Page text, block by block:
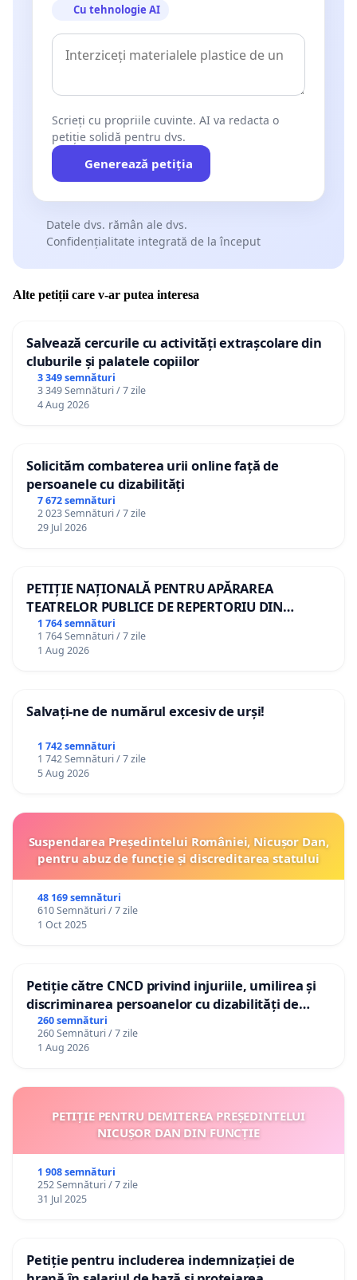
Cu tehnologie AI
Scrieți cu propriile cuvinte. AI va redacta o
petiție solidă pentru dvs.
Generează petiția
Datele dvs. rămân ale dvs.
Confidențialitate integrată de la început
Alte petiții care v-ar putea interesa
Salvează cercurile cu activități extrașcolare din
cluburile și palatele copiilor
3 349 semnături
3 349 Semnături / 7 zile
4 Aug 2026
Solicităm combaterea urii online față de
persoanele cu dizabilități
7 672 semnături
2 023 Semnături / 7 zile
29 Jul 2026
PETIȚIE NAȚIONALĂ PENTRU APĂRAREA
TEATRELOR PUBLICE DE REPERTORIU DIN
ROMÂNIA
1 764 semnături
1 764 Semnături / 7 zile
1 Aug 2026
Salvați-ne de numărul excesiv de urși!
1 742 semnături
1 742 Semnături / 7 zile
5 Aug 2026
Suspendarea Președintelui României, Nicușor Dan,
pentru abuz de funcție și discreditarea statului
48 169 semnături
610 Semnături / 7 zile
1 Oct 2025
Petiție către CNCD privind injuriile, umilirea și
discriminarea persoanelor cu dizabilități de
către utilizatorul TikTok „Gorici”
260 semnături
260 Semnături / 7 zile
1 Aug 2026
PETIȚIE PENTRU DEMITEREA PREȘEDINTELUI
NICUȘOR DAN DIN FUNCȚIE
1 908 semnături
252 Semnături / 7 zile
31 Jul 2025
Petiție pentru includerea indemnizației de